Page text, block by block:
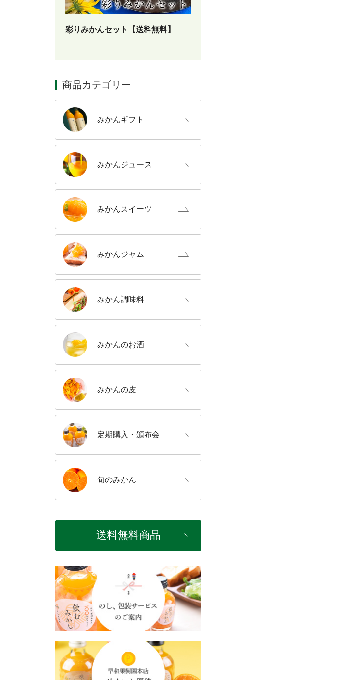
彩りみかんセット【送料無料】
商品カテゴリー
みかんギフト
みかんジュース
みかんスイーツ
みかんジャム
みかん調味料
みかんのお酒
みかんの皮
定期購入 ・頒布会
旬のみかん
送料無料商品